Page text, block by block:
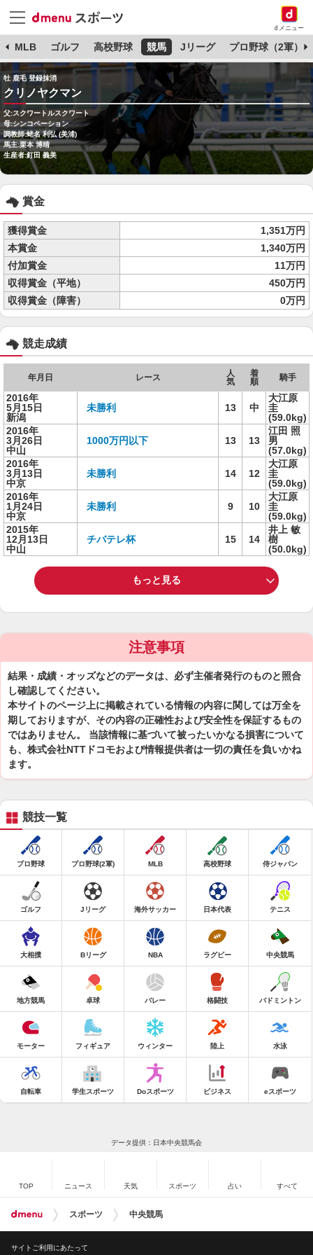
dメニュー
MLB ゴルフ 高校野球 競馬 Jリーグ プロ野球（2軍）
牡 鹿毛 登録抹消
クリノヤクマン
父:スクワートルスクワート
母:シンコペーション
調教師:蛯名 利弘 (美浦)
馬主:栗本 博晴
生産者:釘田 義美
賞金
獲得賞金
1,351万円
本賞金
1,340万円
付加賞金
11万円
収得賞金（平地）
450万円
収得賞金（障害）
0万円
競走成績
年月日 レース
人
気
着
順
騎手
2016年
5月15日
新潟
未勝利 13 中
大江原
圭
(59.0kg)
2016年
3月26日
中山
1000万円以下 13 13
江田 照
男
(57.0kg)
2016年
3月13日
中京
未勝利 14 12
大江原
圭
(59.0kg)
2016年
1月24日
中京
未勝利 9 10
大江原
圭
(59.0kg)
2015年
12月13日
中山
チバテレ杯 15 14
井上 敏
樹
(50.0kg)
もっと見る
注意事項
結果・成績・オッズなどのデータは、必ず主催者発行のものと照合
し確認してください。
本サイトのページ上に掲載されている情報の内容に関しては万全を
期しておりますが、その内容の正確性および安全性を保証するもの
ではありません。 当該情報に基づいて被ったいかなる損害について
も、株式会社NTTドコモおよび情報提供者は一切の責任を負いかね
ます。
競技一覧
プロ野球 プロ野球(2軍) MLB 高校野球 侍ジャパン
ゴルフ Jリーグ 海外サッカー 日本代表 テニス
大相撲 Bリーグ NBA ラグビー 中央競馬
地方競馬 卓球 バレー 格闘技 バドミントン
モーター フィギュア ウィンター 陸上 水泳
自転車 学生スポーツ Doスポーツ ビジネス eスポーツ
データ提供：日本中央競馬会
TOP ニュース 天気 スポーツ 占い すべて
スポーツ 中央競馬
サイトご利用にあたって